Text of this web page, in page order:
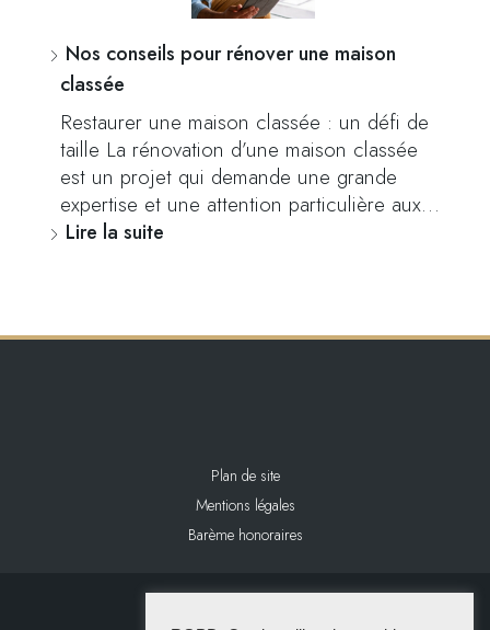
Nos conseils pour rénover une maison
classée
Restaurer une maison classée : un défi de
taille La rénovation d’une maison classée
est un projet qui demande une grande
expertise et une attention particulière aux…
Lire la suite
Plan de site
Mentions légales
Barème honoraires